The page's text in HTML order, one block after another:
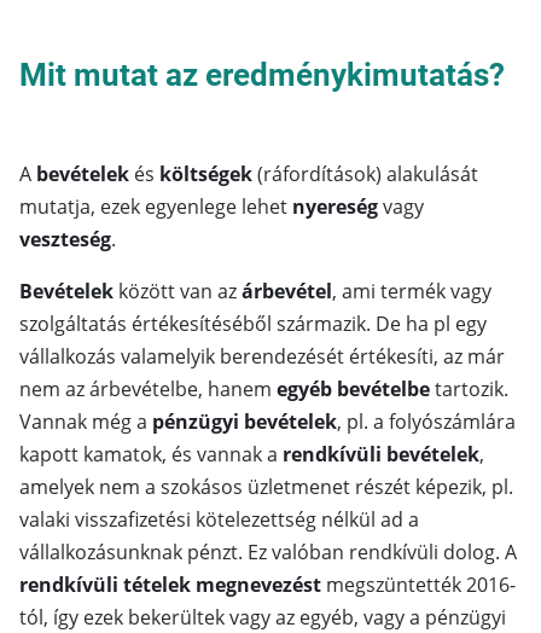
Mit mutat az eredménykimutatás?
A bevételek és költségek(ráfordítások) alakulását
mutatja, ezek egyenlege lehet nyereségvagy
veszteség.
Bevételek között van azárbevétel, ami termék vagy
szolgáltatás értékesítéséből származik. De ha pl egy
vállalkozás valamelyik berendezését értékesíti, az már
nem az árbevételbe, hanem egyéb bevételbetartozik.
Vannak még a pénzügyi bevételek, pl. a folyószámlára
kapott kamatok, és vannak a rendkívüli bevételek,
amelyek nem a szokásos üzletmenet részét képezik, pl.
valaki visszafizetési kötelezettség nélkül ad a
vállalkozásunknak pénzt. Ez valóban rendkívüli dolog. A
rendkívüli tételek megnevezést megszüntették 2016-
tól, így ezek bekerültek vagy az egyéb, vagy a pénzügyi